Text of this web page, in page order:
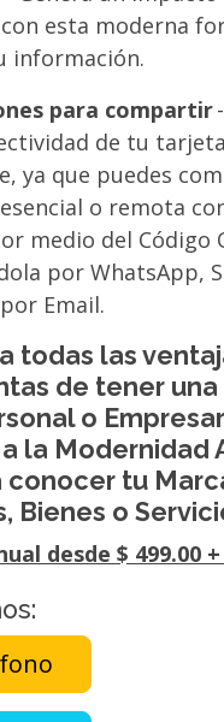
esta moderna
información.
para compartir
de tu
ya que puedes
o remota
medio del Código
por WhatsApp,
Email.
todas las
de tener una
o
la Modernidad
conocer tu
Bienes o
desde $ 499.00